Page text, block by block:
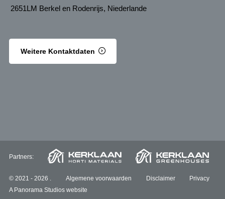
2651LM Berkel en Rodenrijs, Niederlande
Weitere Kontaktdaten
Partners:
© 2021 - 2026 . Algemene voorwaarden Disclaimer
Privacy
A Panorama Studios website